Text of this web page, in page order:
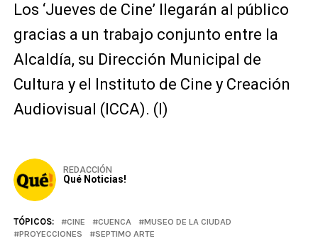
Los ‘Jueves de Cine’ llegarán al público
gracias a un trabajo conjunto entre la
Alcaldía, su Dirección Municipal de
Cultura y el Instituto de Cine y Creación
Audiovisual (ICCA). (I)
REDACCIÓN
Qué Noticias!
TÓPICOS: CINE CUENCA
MUSEO DE LA CIUDAD
PROYECCIONES
SEPTIMO ARTE